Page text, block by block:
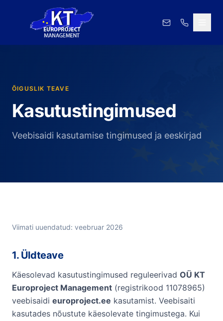
ÕIGUSLIK TEAVE
Kasutustingimused
Veebisaidi kasutamise tingimused ja eeskirjad
Viimati uuendatud: veebruar 2026
1. Üldteave
Käesolevad kasutustingimused reguleerivad OÜ KT
Europroject Management (registrikood 11078965)
veebisaidi europroject.ee kasutamist. Veebisaiti
kasutades nõustute käesolevate tingimustega. Kui